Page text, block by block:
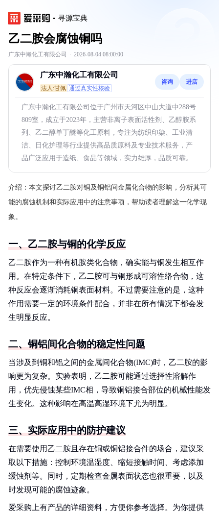
寻源宝典
乙二胺会腐蚀铜吗
广东中瀚化工有限公司 · 2026-08-04 08:00:00
广东中瀚化工有限公司
法人:甘佩 通过真实性核验
咨询 进店
广东中瀚化工有限公司位于广州市天河区中山大道中288号
809室，成立于2023年，主营非离子表面活性剂、乙醇胺系
列、乙二醇单丁醚等化工原料，专注为纺织印染、工业清
洁、日化护理等行业提供高品质原料及专业技术服务，产
品广泛应用于造纸、食品等领域，实力雄厚，品质可靠。
介绍： 本文探讨乙二胺对铜及铜铝间金属化合物的影响，分析其可
能的腐蚀机制和实际应用中的注意事项，帮助读者理解这一化学现
象。
一、乙二胺与铜的化学反应
乙二胺作为一种有机胺类化合物，确实能与铜发生相互作
用。在特定条件下，乙二胺可与铜形成可溶性络合物，这
种反应会逐渐消耗铜表面材料。不过需要注意的是，这种
作用需要一定的环境条件配合，并非在所有情况下都会发
生明显反应。
二、铜铝间化合物的稳定性问题
当涉及到铜和铝之间的金属间化合物(IMC)时，乙二胺的影
响更为复杂。实验表明，乙二胺可能通过选择性溶解作
用，优先侵蚀某些IMC相，导致铜铝接合部位的机械性能发
生变化。这种影响在高温高湿环境下尤为明显。
三、实际应用中的防护建议
在需要使用乙二胺且存在铜或铜铝接合件的场合，建议采
取以下措施：控制环境温湿度、缩短接触时间、考虑添加
缓蚀剂等。同时，定期检查金属表面状态也很重要，以及
时发现可能的腐蚀迹象。
爱采购上有产品的详细资料，方便你参考选择。为你提供